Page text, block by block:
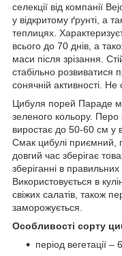
селекції від компанії
у відкритому ґрунті, а
теплицях.
всього до 70 днів, а
маси після зрізання.
стабільно розвиватися
сонячній активності.
Цибуля порей Параде
зеленого кольору. Перо
виростає до 50-60 см у
Смак цибулі приємний,
довгий час зберігає
зберіганні в
Використовується в
свіжих салатів, також
заморожується.
Особливості сорту
період вегетації –